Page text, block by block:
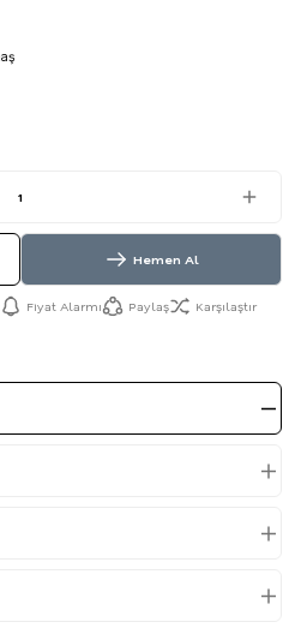
Hemen Al
Fiyat Alarmı Paylaş Karşılaştır